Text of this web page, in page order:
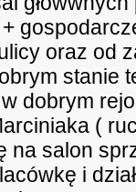
oraz od
stanie
dobrym
(
na salon
i